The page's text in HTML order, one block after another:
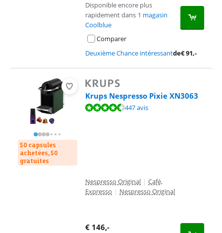
Disponible encore plus
rapidement dans 1 magasin
Coolblue
Comparer
Deuxième Chance intéressantde€91,-
50 capsules
achetées, 50
gratuites
Krups Nespresso Pixie XN3063
La note est de 8,6 sur 10, basée sur 447 avis.
447 avis
Nespresso Original | Café,
Expresso | Nespresso Original
€ 146,-